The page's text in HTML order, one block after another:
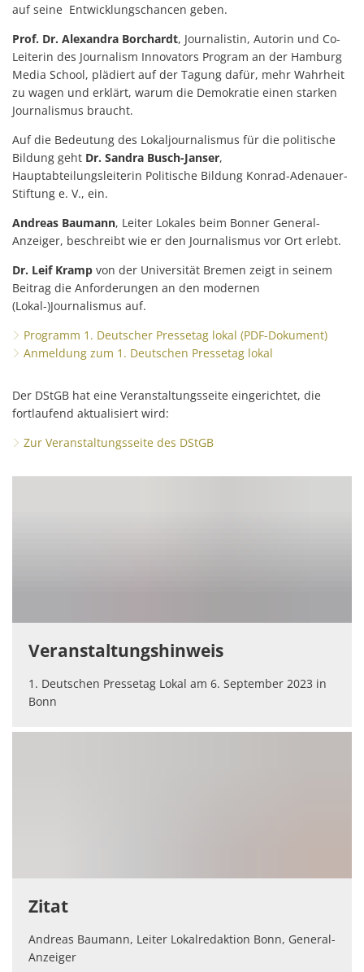
auf seine Entwicklungschancen geben.
Prof. Dr. Alexandra Borchardt, Journalistin, Autorin und Co-
Leiterin des Journalism Innovators Program an der Hamburg
Media School, plädiert auf der Tagung dafür, mehr Wahrheit
zu wagen und erklärt, warum die Demokratie einen starken
Journalismus braucht.
Auf die Bedeutung des Lokaljournalismus für die politische
Bildung geht Dr. Sandra Busch-Janser,
Hauptabteilungsleiterin Politische Bildung Konrad-Adenauer-
Stiftung e. V., ein.
Andreas Baumann, Leiter Lokales beim Bonner General-
Anzeiger, beschreibt wie er den Journalismus vor Ort erlebt.
Dr. Leif Kramp von der Universität Bremen zeigt in seinem
Beitrag die Anforderungen an den modernen
(Lokal-)Journalismus auf.
Programm 1. Deutscher Pressetag lokal (PDF-Dokument)
Anmeldung zum 1. Deutschen Pressetag lokal
Der DStGB hat eine Veranstaltungsseite eingerichtet, die
fortlaufend aktualisiert wird:
Zur Veranstaltungsseite des DStGB
Veranstaltungshinweis
1. Deutschen Pressetag Lokal am 6. September 2023 in
Bonn
Zitat
Andreas Baumann, Leiter Lokalredaktion Bonn, General-
Anzeiger